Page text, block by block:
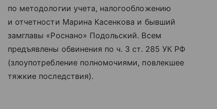
по методологии учета, налогообложению
и отчетности Марина Касенкова и бывший
замглавы «Роснано» Подольский. Всем
предъявлены обвинения по ч. 3 ст. 285 УК РФ
(злоупотребление полномочиями, повлекшее
тяжкие последствия).